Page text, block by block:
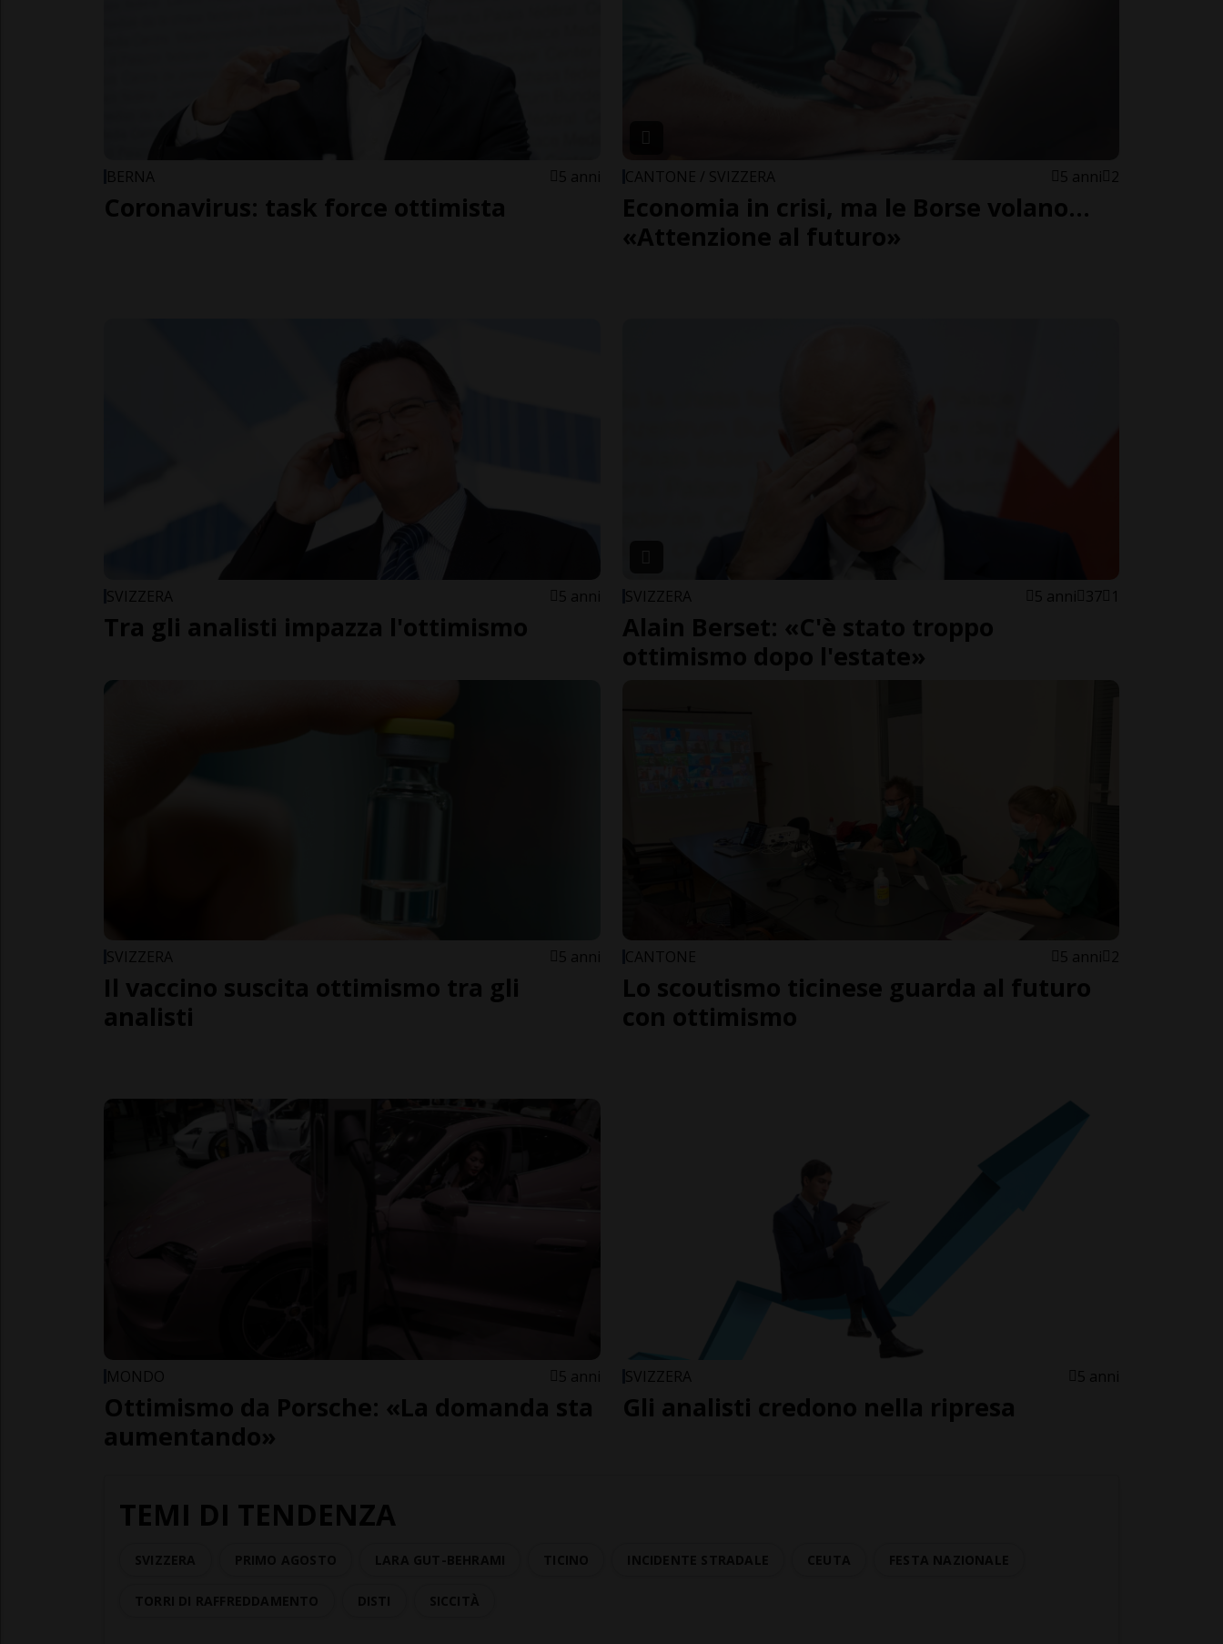
BERNA 5 anni
Coronavirus: task force ottimista
CANTONE / SVIZZERA 5 anni 2
Economia in crisi, ma le Borse volano...
«Attenzione al futuro»
SVIZZERA 5 anni
Tra gli analisti impazza l'ottimismo
SVIZZERA 5 anni 37 1
Alain Berset: «C'è stato troppo
ottimismo dopo l'estate»
SVIZZERA 5 anni
Il vaccino suscita ottimismo tra gli
analisti
CANTONE 5 anni 2
Lo scoutismo ticinese guarda al futuro
con ottimismo
MONDO 5 anni
Ottimismo da Porsche: «La domanda sta
aumentando»
SVIZZERA 5 anni
Gli analisti credono nella ripresa
TEMI DI TENDENZA